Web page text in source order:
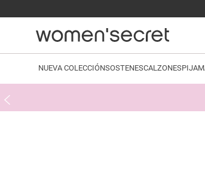
NUEVA COLECCIÓNSOSTENESCALZONES